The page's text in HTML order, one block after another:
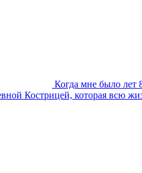
Когда мне было лет
Кострицей, которая всю